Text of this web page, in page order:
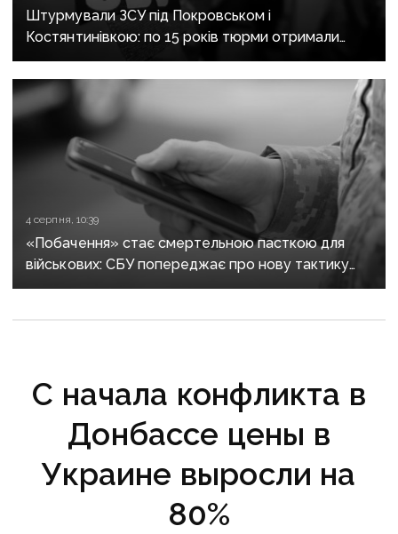
Штурмували ЗСУ під Покровськом і
Костянтинівкою: по 15 років тюрми отримали
десятеро бойовиків, які воювали на боці рф
4 серпня, 10:39
«Побачення» стає смертельною пасткою для
військових: СБУ попереджає про нову тактику
спецслужб рф
C начала конфликта в
Донбассе цены в
Украине выросли на
80%